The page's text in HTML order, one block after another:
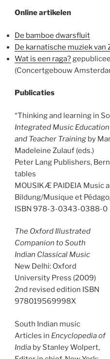
Online artikelen
De bamboe dwarsfluit
De karnatische muziek van
Wat is een raga?
(Concertgebouw
Publicaties
“Thinking and learning in
Integrated Music
and Teacher Training by
Madeleine Zulauf (eds.)
Peter Lang Publishers,
tables
MOUSIKÆ PAIDEIA Music
Bildung/Musique et
ISBN 978-3-0343-0388-0
The Oxford Illustrated
Companion to South
Indian Classical Music
New Delhi: Oxford
University Press (2009)
2nd revised edition ISBN
978019569998X
South Indian music
Articles in Encyclopedia of
India by Stanley Wolpert,